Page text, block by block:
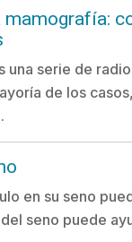
mamografía:
una serie de
de los
en su seno
seno puede